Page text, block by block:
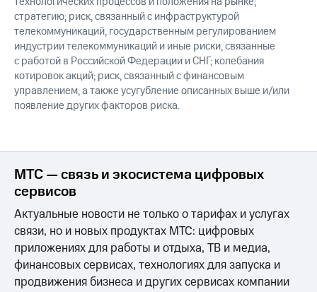
стратегию; риск, связанный с инфраструктурой
телекоммуникаций, государственным регулированием
индустрии телекоммуникаций и иные риски, связанные
с работой в Российской Федерации и СНГ; колебания
котировок акций; риск, связанный с финансовым
управлением, а также усугубление описанных выше и/или
появление других факторов риска.
МТС — связь и экосистема цифровых
сервисов
Актуальные новости не только о тарифах и услугах
связи, но и новых продуктах МТС: цифровых
приложениях для работы и отдыха, ТВ и медиа,
финансовых сервисах, технологиях для запуска и
продвижения бизнеса и других сервисах компании